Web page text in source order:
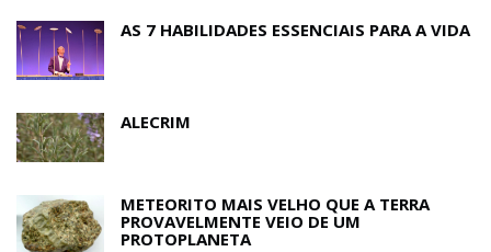
AS 7 HABILIDADES ESSENCIAIS PARA A VIDA
ALECRIM
METEORITO MAIS VELHO QUE A TERRA
PROVAVELMENTE VEIO DE UM
PROTOPLANETA